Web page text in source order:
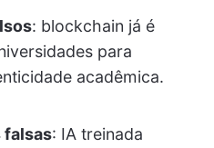
: blockchain já é
para
acadêmica.
falsas: IA treinada